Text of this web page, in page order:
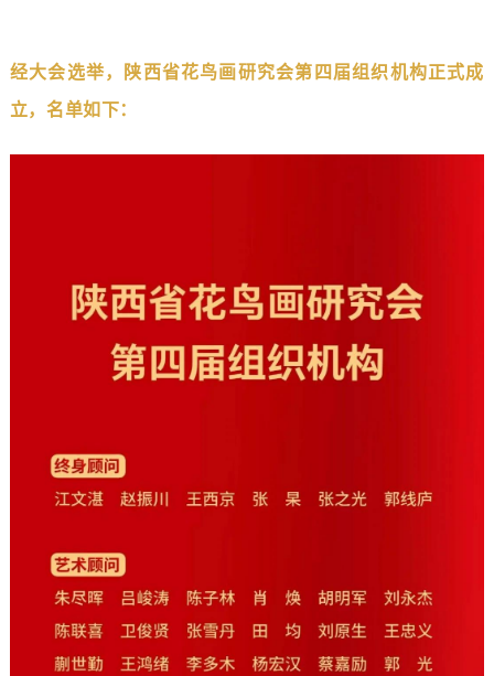
经大会选举，陕西省花鸟画研究会第四届组织机构正式成
立，名单如下：